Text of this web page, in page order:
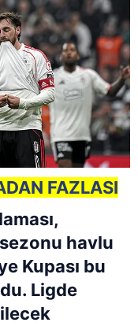
FAZLASI
havlu
Kupası bu
Ligde